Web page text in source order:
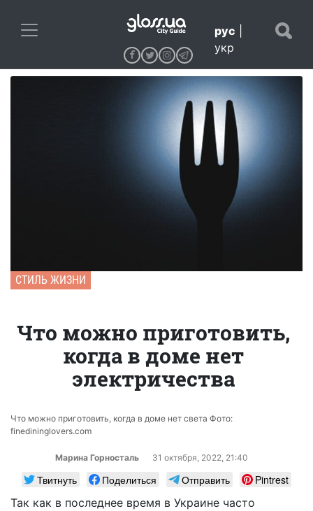
рус
укр
СТИЛЬ ЖИЗНИ
Что можно приготовить,
когда в доме нет
электричества
Что можно приготовить, когда в доме нет света Фото:
finedininglovers.com
Марина Горносталь 31 октября, 2022, 21:40
Твитнуть Поделиться Отправить
Pintrest
Так как в последнее время в Украине часто